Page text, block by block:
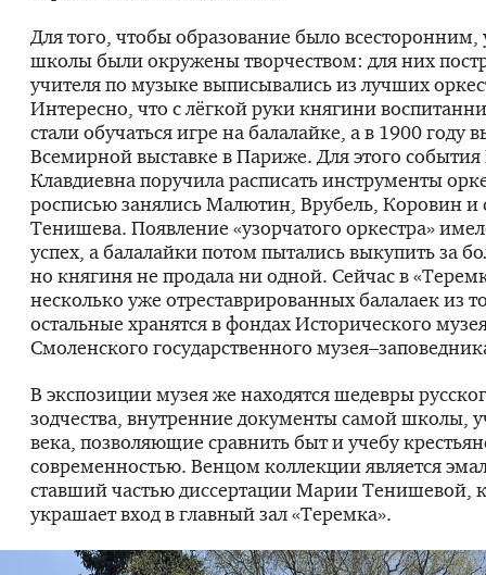
Для того, чтобы образование было всесторонним,
школы были окружены творчеством: для них
учителя по музыке выписывались из лучших
Интересно, что с лёгкой руки княгини
стали обучаться игре на балалайке, а в 1900 году
Всемирной выставке в Париже. Для этого
Клавдиевна поручила расписать инструменты
росписью занялись Малютин, Врубель, Коровин и
Тенишева. Появление «узорчатого оркестра»
успех, а балалайки потом пытались выкупить за
но княгиня не продала ни одной. Сейчас в
несколько уже отреставрированных балалаек из
остальные хранятся в фондах Исторического
Смоленского государственного
В экспозиции музея же находятся шедевры
зодчества, внутренние документы самой школы,
века, позволяющие сравнить быт и учебу
современностью. Венцом коллекции является
ставший частью диссертации Марии Тенишевой,
украшает вход в главный зал «Теремка».